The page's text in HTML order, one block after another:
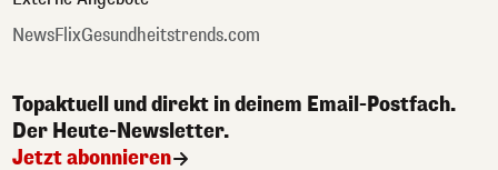
NewsFlixGesundheitstrends.com
Topaktuell und direkt in deinem Email-Postfach.
Der Heute-Newsletter.
Jetzt abonnieren